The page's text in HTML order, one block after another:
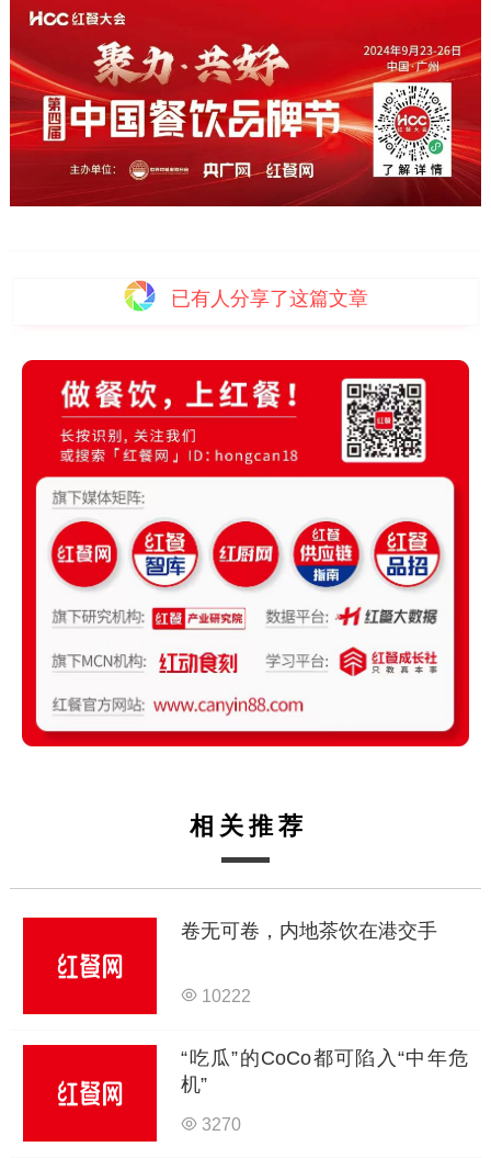
已有 人分享了这篇文章
相关推荐
卷无可卷，内地茶饮在港交手
10222
“吃瓜”的CoCo都可陷入“中年危
机”
3270